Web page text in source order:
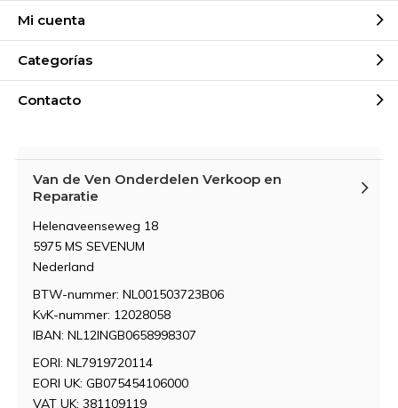
Mi cuenta
Categorías
Contacto
Van de Ven Onderdelen Verkoop en
Reparatie
Helenaveenseweg 18
5975 MS SEVENUM
Nederland
BTW-nummer: NL001503723B06
KvK-nummer: 12028058
IBAN: NL12INGB0658998307
EORI: NL7919720114
EORI UK: GB075454106000
VAT UK: 381109119